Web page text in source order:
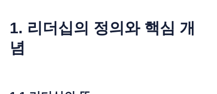
1. 리더십의 정의와 핵심 개
념